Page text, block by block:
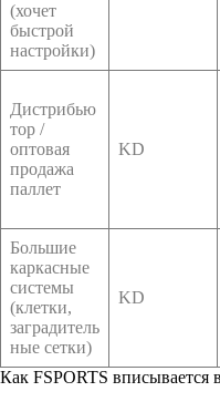
(хочет
быстрой
настройки)
Дистрибью
тор /
оптовая
продажа
паллет
KD
Большие
каркасные
системы
(клетки,
заградитель
ные сетки)
KD
Как FSPORTS